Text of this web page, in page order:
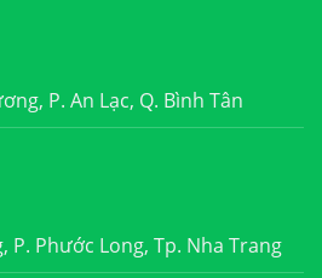
P. An Lạc, Q. Bình Tân
P. Phước Long, Tp. Nha Trang